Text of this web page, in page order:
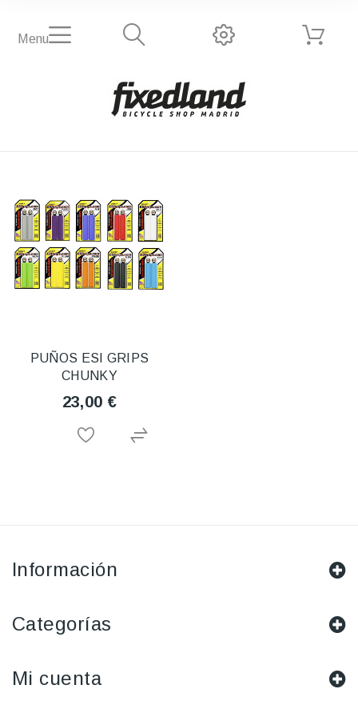
Menu
PUÑOS ESI GRIPS
CHUNKY
23,00 €
Información
Categorías
Mi cuenta